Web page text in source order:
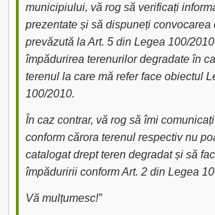
municipiului, vă rog să verificați
prezentate și să dispuneți convocarea
prevăzută la Art. 5 din Legea 100/
împădurirea terenurilor degradate în
terenul la care mă refer face obiectul
100/2010.
În caz contrar, vă rog să îmi
conform cărora terenul respectiv nu
catalogat drept teren degradat și să
împăduririi conform Art. 2 din Legea
Vă mulțumesc!”